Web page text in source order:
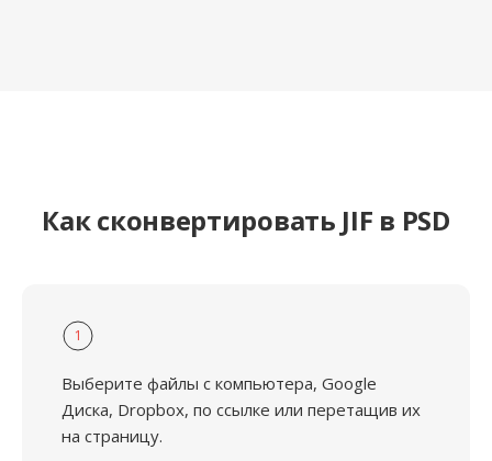
Как сконвертировать JIF в PSD
1
Выберите файлы с компьютера, Google
Диска, Dropbox, по ссылке или перетащив их
на страницу.